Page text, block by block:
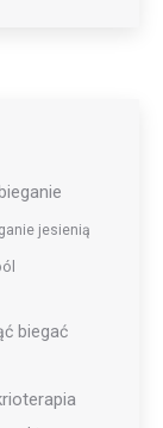
jesienią
biegać